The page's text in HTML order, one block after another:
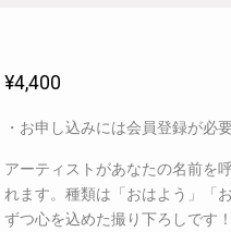
¥4,400
・お申し込みには会員登録が必
アーティストがあなたの名前を
れます。種類は「おはよう」「
ずつ心を込めた撮り下ろしです！